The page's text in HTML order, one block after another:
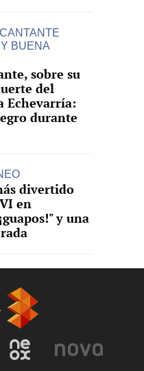
BUENA
sobre su
del
Echevarría:
durante
divertido
en
y una